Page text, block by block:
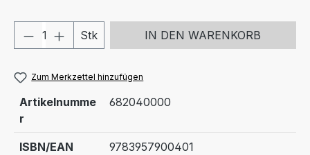
Produkt Anzahl: Gib den
Stk IN DEN WARENKORB
Zum Merkzettel hinzufügen
Artikelnumme
r
682040000
ISBN/EAN 9783957900401